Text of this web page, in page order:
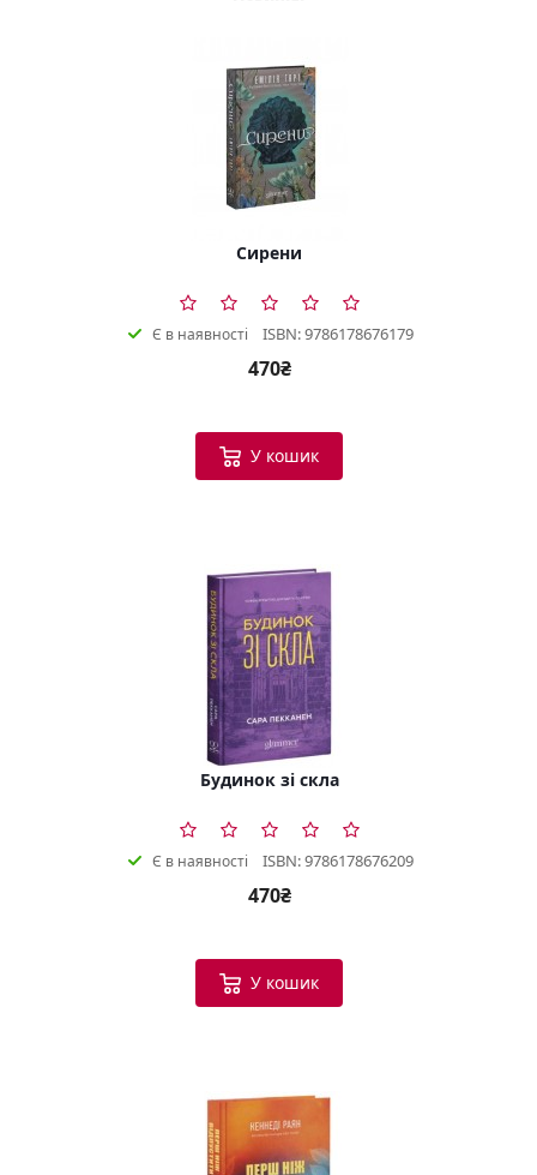
Сирени
Є в наявності ISBN: 9786178676179
470₴
У кошик
Будинок зі скла
Є в наявності ISBN: 9786178676209
470₴
У кошик